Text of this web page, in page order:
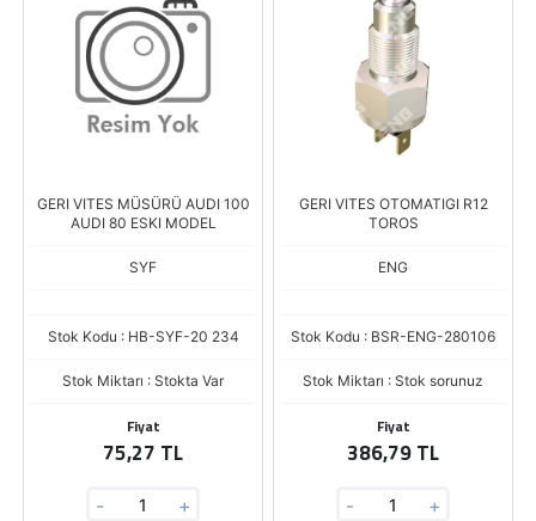
GERI VITES MÜSÜRÜ AUDI 100
AUDI 80 ESKI MODEL
SYF
Stok Kodu : HB-SYF-20 234
Stok Miktarı : Stokta Var
Fiyat
75,27 TL
- +
GERI VITES OTOMATIGI R12
TOROS
ENG
Stok Kodu : BSR-ENG-280106
Stok Miktarı : Stok sorunuz
Fiyat
386,79 TL
- +